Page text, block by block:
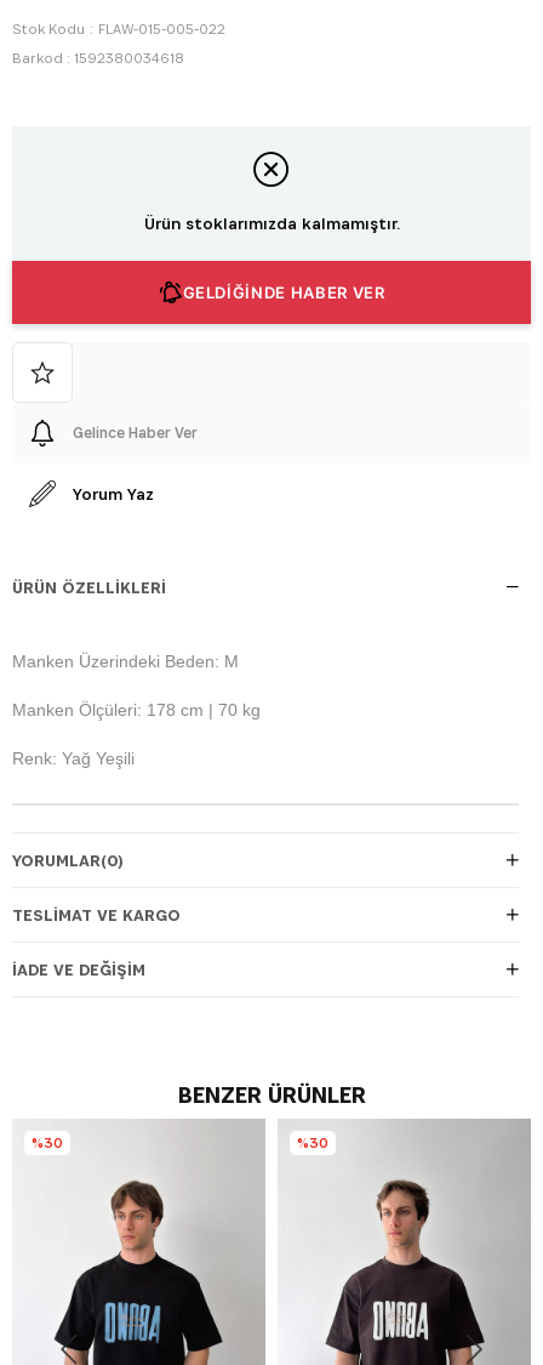
Stok Kodu
FLAW-015-005-022
Barkod : 1592380034618
Ürün stoklarımızda kalmamıştır.
GELDİĞİNDE HABER VER
Gelince Haber Ver
Yorum Yaz
ÜRÜN ÖZELLIKLERI
Manken Üzerindeki Beden: M
Manken Ölçüleri: 178 cm | 70 kg
Renk: Yağ Yeşili
YORUMLAR(0)
TESLIMAT VE KARGO
İADE VE DEĞIŞIM
BENZER ÜRÜNLER
%30 %30